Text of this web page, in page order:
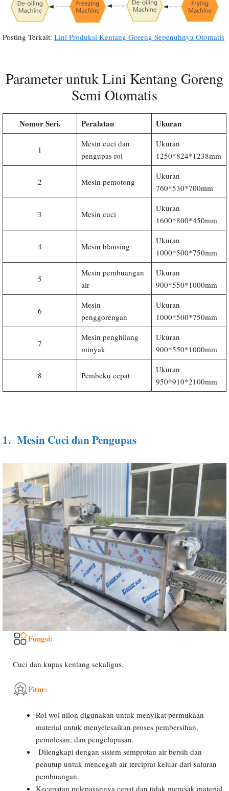
Posting Terkait: Lini Produksi Kentang Goreng Sepenuhnya Otomatis
Parameter untuk Lini Kentang Goreng
Semi Otomatis
Nomor Seri. Peralatan Ukuran
1
Mesin cuci dan
pengupas rol
Ukuran
1250*824*1238mm
2 Mesin pemotong
Ukuran
760*530*700mm
3 Mesin cuci
Ukuran
1600*800*450mm
4 Mesin blansing
Ukuran
1000*500*750mm
5
Mesin pembuangan
air
Ukuran
900*550*1000mm
6
Mesin
penggorengan
Ukuran
1000*500*750mm
7
Mesin penghilang
minyak
Ukuran
900*550*1000mm
8 Pembeku cepat
Ukuran
950*910*2100mm
1. Mesin Cuci dan Pengupas
Fungsi:
Cuci dan kupas kentang sekaligus.
Fitur:
Rol wol nilon digunakan untuk menyikat permukaan
material untuk menyelesaikan proses pembersihan,
pemolesan, dan pengelupasan.
Dilengkapi dengan sistem semprotan air bersih dan
penutup untuk mencegah air terciprat keluar dari saluran
pembuangan.
Kecepatan pelepasannya cepat dan tidak merusak material.